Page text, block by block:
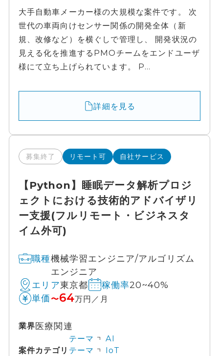
大手自動車メーカー様の大規模な案件です。 次
世代の車両向けセンサー関係の開発全体（新
規、改修など）を横ぐしで管理し、 開発状況の
見える化を推進するPMOチームをエンドユーザ
様にて立ち上げられています。 P...
詳細を見る
募集終了 リモート可 自社サービス
【Python】睡眠データ解析プロジ
ェクトにおける技術的アドバイザリ
ー支援(フルリモート・ビジネスタ
イム外可)
職種機械学習エンジニア/アルゴリズム
エンジニア
エリア東京都 稼働率20~40%
単価 〜64万円／月
業界医療関連
案件カテゴリ
テーマ
AI
テーマ
IoT